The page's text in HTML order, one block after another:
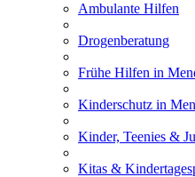
Ambulante Hilfen
Drogenberatung
Frühe Hilfen in
Kinderschutz in
Kinder, Teenies &
Kitas &